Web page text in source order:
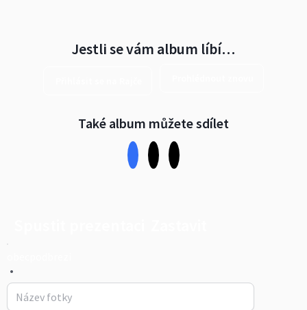
Jestli se vám album líbí…
Také album můžete sdílet
•